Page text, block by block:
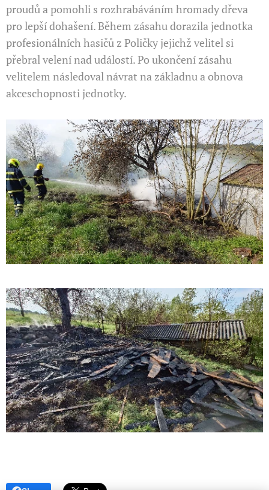
proudů a pomohli s rozhrabáváním hromady dřeva
pro lepší dohašení. Během zásahu dorazila jednotka
profesionálních hasičů z Poličky jejichž velitel si
přebral velení nad událostí. Po ukončení zásahu
velitelem následoval návrat na základnu a obnova
akceschopnosti jednotky.